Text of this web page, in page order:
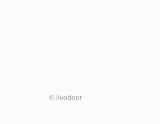
© livedoor